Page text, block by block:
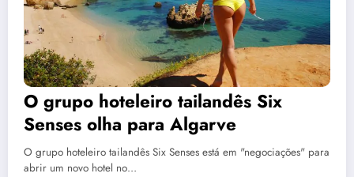
O grupo hoteleiro tailandês Six
Senses olha para Algarve
O grupo hoteleiro tailandês Six Senses está em "negociações" para
abrir um novo hotel no…